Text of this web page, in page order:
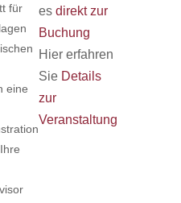
für
eine
es direkt zur
Buchung
Hier erfahren
Sie Details
zur
Veranstaltung